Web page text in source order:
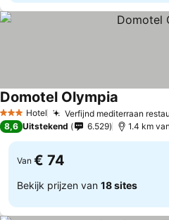
3 SterrenHotel Verfijnd mediterraan
Domotel Olympia
8,6 Uitstekend 6.529 1.4 km
Van € 74
Bekijk prijzen van 18 sites